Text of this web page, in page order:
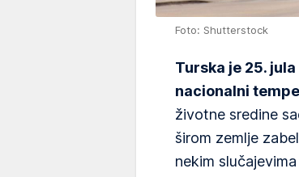
Foto: Shutterstock
Turska je 25.
nacionalni
životne sredine
širom zemlje
nekim